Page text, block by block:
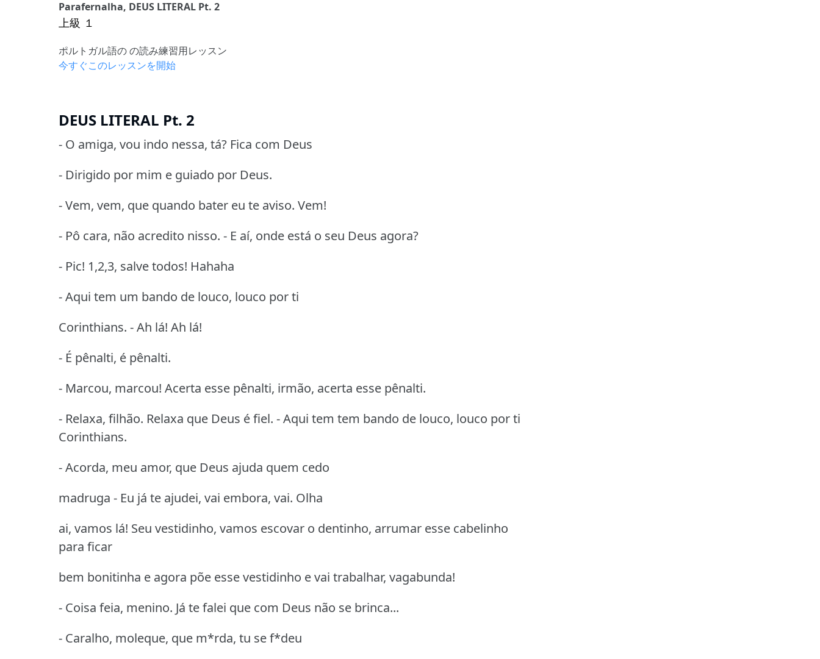
Parafernalha, DEUS LITERAL Pt. 2
上級 １
ポルトガル語の の読み練習用レッスン
今すぐこのレッスンを開始
DEUS LITERAL Pt. 2
- O amiga, vou indo nessa, tá? Fica com Deus
- Dirigido por mim e guiado por Deus.
- Vem, vem, que quando bater eu te aviso. Vem!
- Pô cara, não acredito nisso. - E aí, onde está o seu Deus agora?
- Pic! 1,2,3, salve todos! Hahaha
- Aqui tem um bando de louco, louco por ti
Corinthians. - Ah lá! Ah lá!
- É pênalti, é pênalti.
- Marcou, marcou! Acerta esse pênalti, irmão, acerta esse pênalti.
- Relaxa, filhão. Relaxa que Deus é fiel. - Aqui tem tem bando de louco, louco por ti
Corinthians.
- Acorda, meu amor, que Deus ajuda quem cedo
madruga - Eu já te ajudei, vai embora, vai. Olha
ai, vamos lá! Seu vestidinho, vamos escovar o dentinho, arrumar esse cabelinho
para ficar
bem bonitinha e agora põe esse vestidinho e vai trabalhar, vagabunda!
- Coisa feia, menino. Já te falei que com Deus não se brinca...
- Caralho, moleque, que m*rda, tu se f*deu